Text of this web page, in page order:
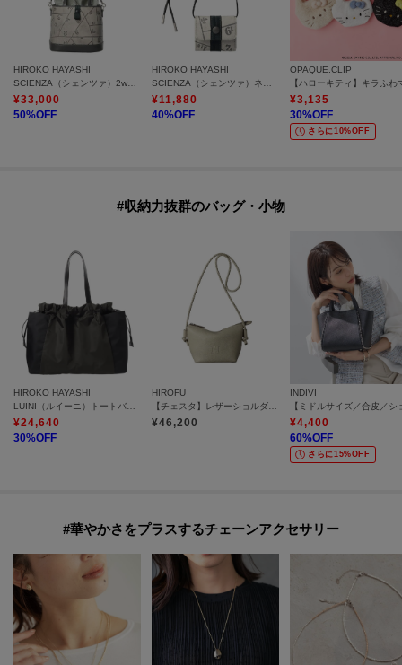
HIROKO HAYASHI
SCIENZA（シェンツァ）2wayショルダーバッグ
¥33,000
50%OFF
HIROKO HAYASHI
SCIENZA（シェンツァ）ネックレス
¥11,880
40%OFF
OPAQUE.CLIP
¥3,135
30%OFF
さらに10%OFF
#収納力抜群のバッグ・小物
HIROKO HAYASHI
¥24,640
30%OFF
HIROFU
¥46,200
INDIVI
¥4,400
60%OFF
さらに15%OFF
#華やかさをプラスするチェーンアクセサリー